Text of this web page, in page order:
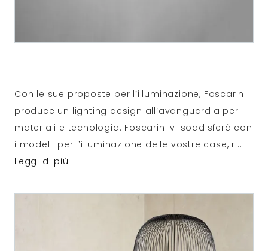
Con le sue proposte per l’illuminazione, Foscarini
produce un lighting design all’avanguardia per
materiali e tecnologia. Foscarini vi soddisferà con
i modelli per l’illuminazione delle vostre case, r...
Leggi di più